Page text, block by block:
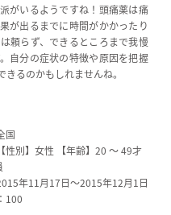
がいるようですね！頭痛薬は痛
が出るまでに時間がかかったり
頼らず、できるところまで我慢
自分の症状の特徴や原因を把握
るのかもしれませんね。
国
別】女性 【年齢】20 〜 49才
年11月17日〜2015年12月1日
100